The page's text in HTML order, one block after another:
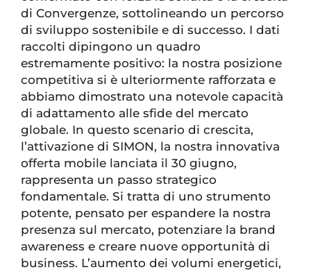
di Convergenze, sottolineando un percorso
di sviluppo sostenibile e di successo. I dati
raccolti dipingono un quadro
estremamente positivo: la nostra posizione
competitiva si è ulteriormente rafforzata e
abbiamo dimostrato una notevole capacità
di adattamento alle sfide del mercato
globale. In questo scenario di crescita,
l’attivazione di SIMON, la nostra innovativa
offerta mobile lanciata il 30 giugno,
rappresenta un passo strategico
fondamentale. Si tratta di uno strumento
potente, pensato per espandere la nostra
presenza sul mercato, potenziare la brand
awareness e creare nuove opportunità di
business. L’aumento dei volumi energetici,